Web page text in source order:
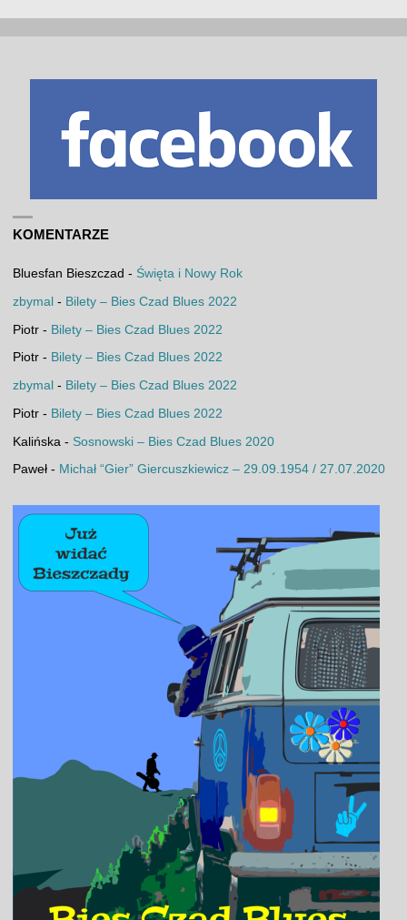
KOMENTARZE
Bluesfan Bieszczad - Święta i Nowy Rok
zbymal - Bilety – Bies Czad Blues 2022
Piotr- Bilety – Bies Czad Blues 2022
Piotr- Bilety – Bies Czad Blues 2022
zbymal - Bilety – Bies Czad Blues 2022
Piotr- Bilety – Bies Czad Blues 2022
Kalińska - Sosnowski – Bies Czad Blues 2020
Paweł- Michał “Gier” Giercuszkiewicz – 29.09.1954 / 27.07.2020